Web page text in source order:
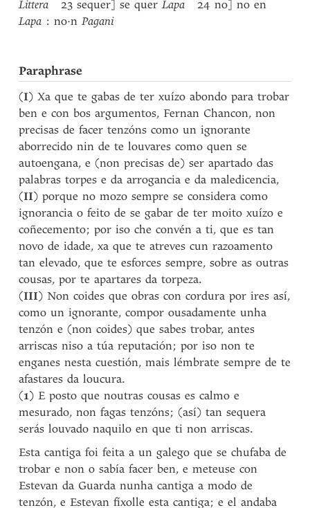
Littera 23 sequer] se querLapa 24 no] no en
Lapa : no·nPagani
Paraphrase
(I) Xa que te gabas de ter xuízo abondo para trobar
ben e con bos argumentos, Fernan Chancon, non
precisas de facer tenzóns como un ignorante
aborrecido nin de te louvares como quen se
autoengana, e (non precisas de) ser apartado das
palabras torpes e da arrogancia e da maledicencia,
(II) porque no mozo sempre se considera como
ignorancia o feito de se gabar de ter moito xuízo e
coñecemento; por iso che convén a ti, que es tan
novo de idade, xa que te atreves cun razoamento
tan elevado, que te esforces sempre, sobre as outras
cousas, por te apartares da torpeza.
(III) Non coides que obras con cordura por ires así,
como un ignorante, compor ousadamente unha
tenzón e (non coides) que sabes trobar, antes
arriscas niso a túa reputación; por iso non te
enganes nesta cuestión, mais lémbrate sempre de te
afastares da loucura.
(1) E posto que noutras cousas es calmo e
mesurado, non fagas tenzóns; (así) tan sequera
serás louvado naquilo en que ti non arriscas.
Esta cantiga foi feita a un galego que se chufaba de
trobar e non o sabía facer ben, e meteuse con
Estevan da Guarda nunha cantiga a modo de
tenzón, e Estevan fíxolle esta cantiga; e el andaba